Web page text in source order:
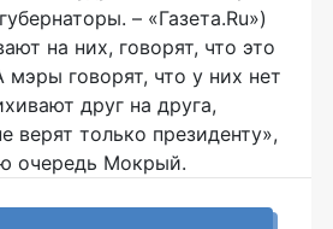
– «Газета.Ru»)
на них, говорят, что это
говорят, что у них нет
друг на друга,
верят только президенту»,
очередь Мокрый.